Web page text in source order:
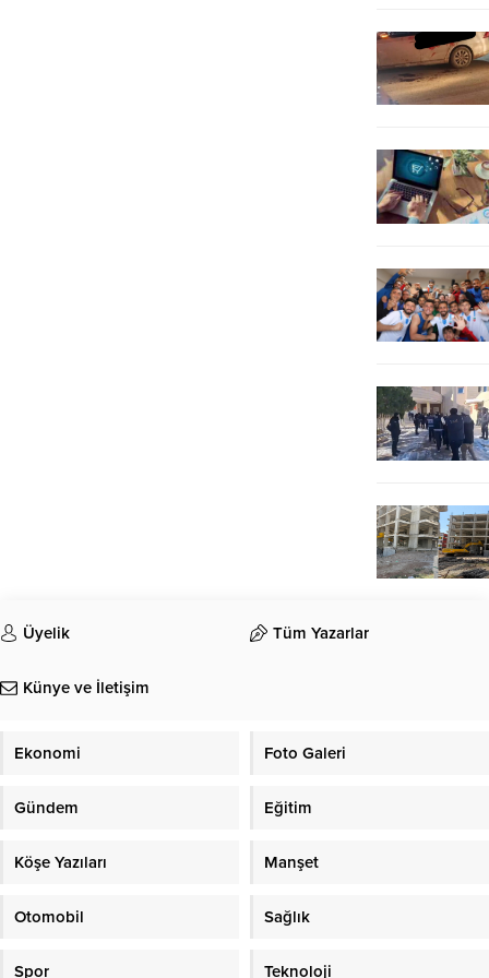
Üyelik Tüm Yazarlar
Künye ve İletişim
Ekonomi Foto Galeri
Gündem Eğitim
Köşe Yazıları Manşet
Otomobil Sağlık
Spor Teknoloji